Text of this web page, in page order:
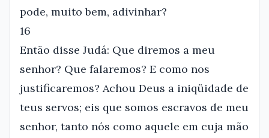
pode, muito bem, adivinhar?
16
Então disse Judá: Que diremos a meu
senhor? Que falaremos? E como nos
justificaremos? Achou Deus a iniqüidade de
teus servos; eis que somos escravos de meu
senhor, tanto nós como aquele em cuja mão